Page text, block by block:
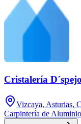
Cristalería D´spejo
Vizcaya, Asturias,
Carpintería de Aluminio